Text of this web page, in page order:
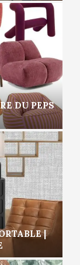
DU PEPS
|